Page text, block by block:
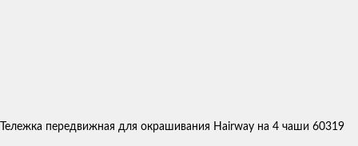
Тележка передвижная для окрашивания Hairway на 4 чаши 60319